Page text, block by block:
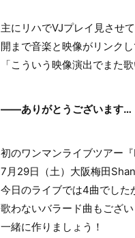
主にリハでVJプレイ見させ
開まで音楽と映像がリンク
「こういう映像演出でまた
――ありがとうございます…
初のワンマンライブツアー
7月29日（土）大阪梅田
今日のライブでは4曲でした
歌わないバラード曲もござ
一緒に作りましょう！